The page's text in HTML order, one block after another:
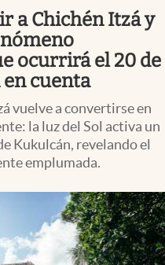
a Chichén Itzá y
ocurrirá el 20 de
cuenta
vuelve a convertirse en
la luz del Sol activa un
Kukulcán, revelando el
emplumada.